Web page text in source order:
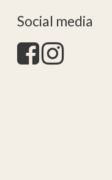
Social media